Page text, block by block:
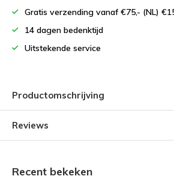
Gratis verzending vanaf €75,- (NL)
14 dagen bedenktijd
Uitstekende service
Productomschrijving
Reviews
Recent bekeken